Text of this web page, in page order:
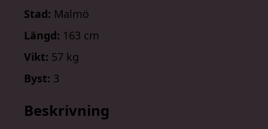
Stad: Malmö
Längd: 163 cm
Vikt: 57 kg
Byst: 3
Beskrivning